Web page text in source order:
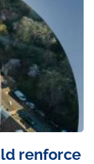
renforce